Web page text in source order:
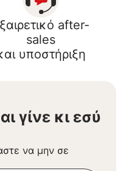
after-
sales
υποστήριξη
γίνε κι εσύ
να μην σε